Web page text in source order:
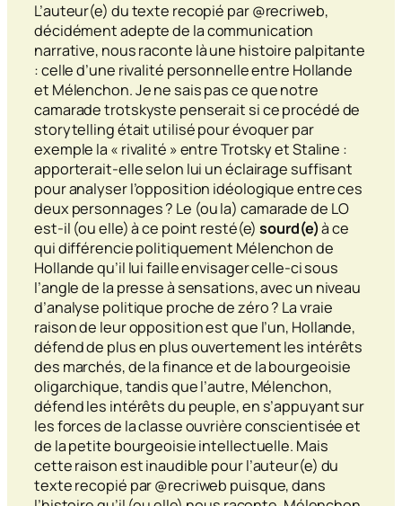
L’auteur(e) du texte recopié par @recriweb,
décidément adepte de lacommunication
narrative, nous raconte là une histoire palpitante
: celle d’une rivalité personnelle entre Hollande
et Mélenchon. Je ne sais pas ce que notre
camarade trotskyste penserait si ce procédé de
storytellingétait utilisé pour évoquer par
exemple la « rivalité » entre Trotsky et Staline :
apporterait-elle selon lui un éclairage suffisant
pour analyser l’opposition idéologique entre ces
deux personnages ? Le (ou la) camarade de LO
est-il (ou elle) à ce point resté(e)sourd(e)à ce
qui différencie politiquement Mélenchon de
Hollande qu’il lui faille envisager celle-ci sous
l’angle de la presse à sensations, avec un niveau
d’analyse politique proche de zéro ? La vraie
raison de leur opposition est que l’un, Hollande,
défend de plus en plus ouvertement les intérêts
des marchés, de la finance et de la bourgeoisie
oligarchique, tandis que l’autre, Mélenchon,
défend les intérêts du peuple, en s’appuyant sur
les forces de la classe ouvrière conscientisée et
de la petite bourgeoisie intellectuelle. Mais
cette raison est inaudible pour l’auteur(e) du
texte recopié par @recriweb puisque, dans